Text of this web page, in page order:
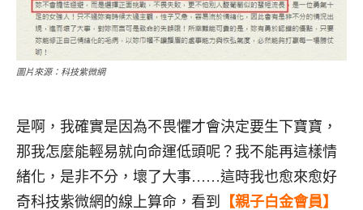
圖片來源：科技紫微網
是啊，我確實是因為不畏懼才會決定要生下寶寶，
那我怎麼能輕易就向命運低頭呢？我不能再這樣情
緒化，是非不分，壞了大事……這時我也愈來愈好
奇科技紫微網的線上算命，看到
【親子白金會員】